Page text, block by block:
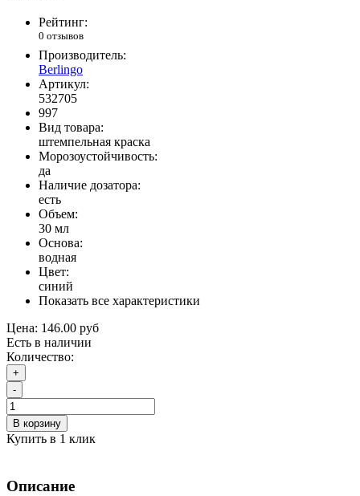
Рейтинг:
0 отзывов
Производитель:
Berlingo
Артикул:
532705
997
Вид товара:
штемпельная краска
Морозоустойчивость:
да
Наличие дозатора:
есть
Объем:
30 мл
Основа:
водная
Цвет:
синий
Показать все характеристики
Цена: 146.00 руб
Есть в наличии
Количество:
+
-
В корзину
Купить в 1 клик
Описание